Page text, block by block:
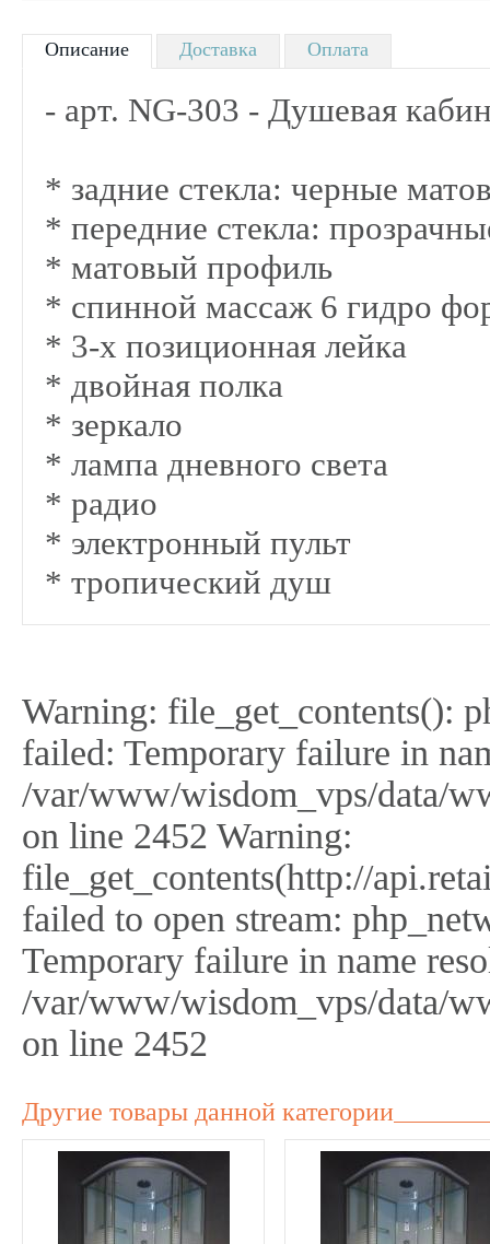
Описание Доставка Оплата
- арт. NG-303 - Душевая
* задние стекла: черные
* передние стекла:
* матовый профиль
* спинной массаж 6 гидро
* 3-х позиционная лейка
* двойная полка
* зеркало
* лампа дневного света
* радио
* электронный пульт
* тропический душ
Warning: file_get_contents():
failed: Temporary failure in
/var/www/wisdom_vps/data/
on line 2452 Warning:
file_get_contents(http://
failed to open stream:
Temporary failure in name
/var/www/wisdom_vps/data/
on line 2452
Другие товары данной категории